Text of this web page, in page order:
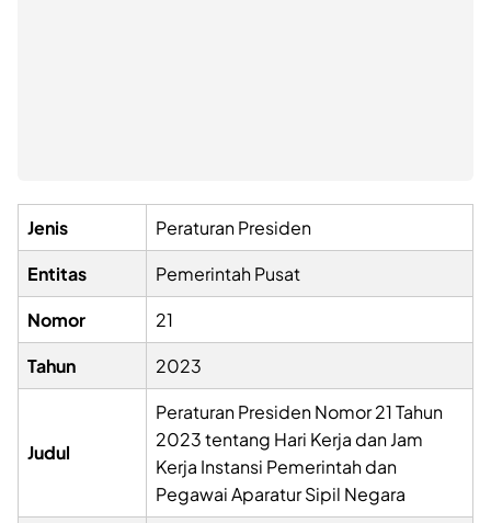
Jenis
Peraturan Presiden
Entitas
Pemerintah Pusat
Nomor
21
Tahun
2023
Judul
Peraturan Presiden Nomor 21 Tahun
2023 tentang Hari Kerja dan Jam
Kerja Instansi Pemerintah dan
Pegawai Aparatur Sipil Negara